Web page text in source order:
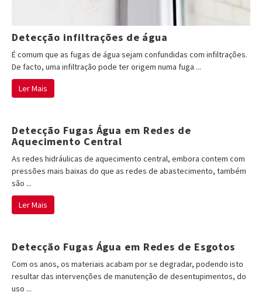
Detecção infiltrações de água
É comum que as fugas de água sejam confundidas com infiltrações.
De facto, uma infiltração pode ter origem numa fuga ...
Ler Mais
Detecção Fugas Água em Redes de
Aquecimento Central
As redes hidráulicas de aquecimento central, embora contem com
pressões mais baixas do que as redes de abastecimento, também
são ...
Ler Mais
Detecção Fugas Água em Redes de Esgotos
Com os anos, os materiais acabam por se degradar, podendo isto
resultar das intervenções de manutenção de desentupimentos, do
uso ...